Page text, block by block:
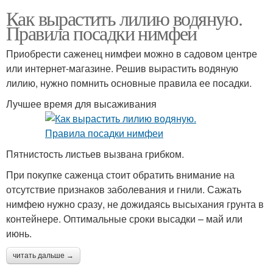
Как вырастить лилию водяную.
Правила посадки нимфеи
Приобрести саженец нимфеи можно в садовом центре
или интернет-магазине. Решив вырастить водяную
лилию, нужно помнить основные правила ее посадки.
Лучшее время для высаживания
Пятнистость листьев вызвана грибком.
При покупке саженца стоит обратить внимание на
отсутствие признаков заболевания и гнили. Сажать
нимфею нужно сразу, не дожидаясь высыхания грунта в
контейнере. Оптимальные сроки высадки – май или
июнь.
читать дальше →